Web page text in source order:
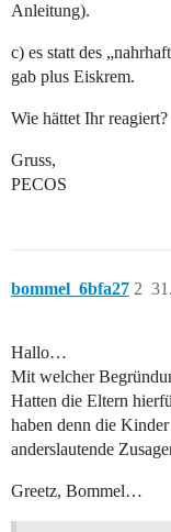
Anleitung).
c) es statt des
gab plus Eiskrem.
Wie hättet Ihr reagiert?
Gruss,
PECOS
bommel_6bfa27 2
Hallo…
Mit welcher
Hatten die Eltern
haben denn die
anderslautende
Greetz, Bommel…